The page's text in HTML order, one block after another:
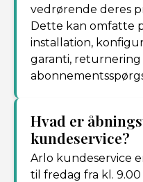
vedrørende deres
Dette kan omfatte
installation,
garanti,
Hvad er
kundeservice?
Arlo kundeservice
til fredag fra kl. 9.00